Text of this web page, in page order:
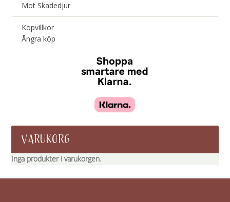
Mot Skadedjur
Köpvillkor
Ångra köp
VARUKORG
Inga produkter i varukorgen.